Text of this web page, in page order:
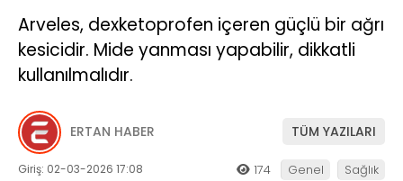
Arveles, dexketoprofen içeren güçlü bir ağrı
kesicidir. Mide yanması yapabilir, dikkatli
kullanılmalıdır.
ERTAN HABER TÜM YAZILARI
Giriş: 02-03-2026 17:08 174 Genel Sağlık